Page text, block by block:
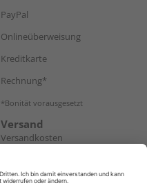
PayPal
Onlineüberweisung
Kreditkarte
Rechnung*
*Bonität vorausgesetzt
Versand
Versandkosten